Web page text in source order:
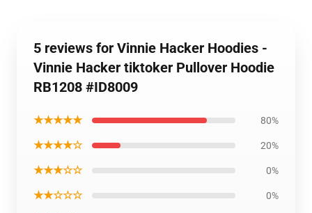
5 reviews for Vinnie Hacker Hoodies -
Vinnie Hacker tiktoker Pullover Hoodie
RB1208 #ID8009
★★★★★ 80%
★★★★☆ 20%
★★★☆☆ 0%
★★☆☆☆ 0%